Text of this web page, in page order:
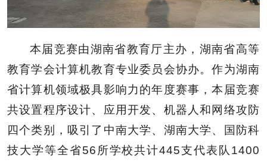
本届竞赛由湖南省教育厅主办，湖南省高等
教育学会计算机教育专业委员会协办。作为湖南
省计算机领域极具影响力的年度赛事，本届竞赛
共设置程序设计、应用开发、机器人和网络攻防
四个类别，吸引了中南大学、湖南大学、国防科
技大学等全省56所学校共计445支代表队1400